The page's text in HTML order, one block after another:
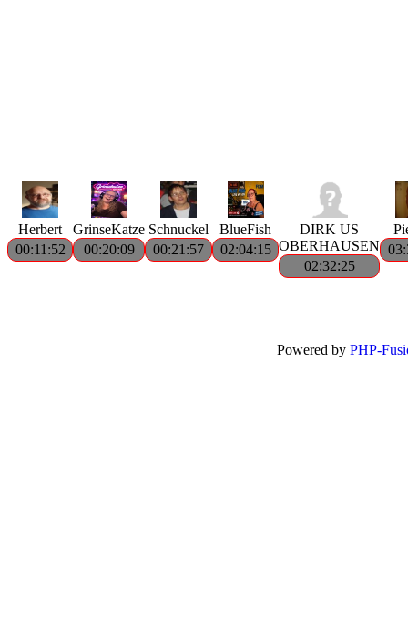
Herbert
00:11:52
GrinseKatze
00:20:09
Schnuckel
00:21:57
BlueFish
02:04:15
DIRK US
OBERHAUSEN
02:32:25
Powered by PHP-